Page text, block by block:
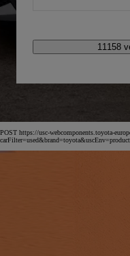
11158
POST https://usc-webcomponents.toyota-